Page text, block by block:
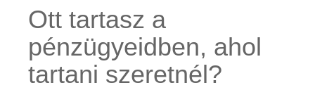
Ott tartasz a
pénzügyeidben, ahol
tartani szeretnél?